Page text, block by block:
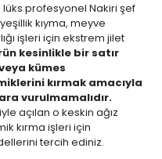
lüks profesyonel Nakiri şef
kıyma, meyve
işleri için ekstrem jilet
kesinlikle bir satır
kümes
kırmak amacıyla
vurulmamalıdır.
açılan o keskin ağız
kırma işleri için
tercih ediniz.